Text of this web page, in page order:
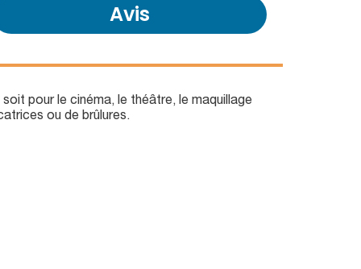
Avis
pour le cinéma, le théâtre, le maquillage
ou de brûlures.